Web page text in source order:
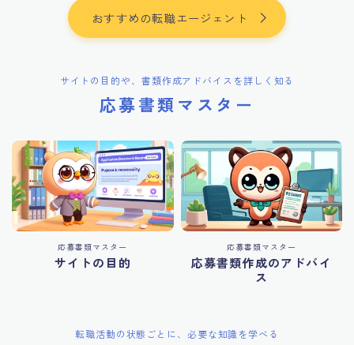
おすすめの転職エージェント
サイトの目的や、書類作成アドバイスを詳しく知る
応募書類マスター
応募書類マスター
サイトの目的
応募書類マスター
応募書類作成のアドバイ
ス
転職活動の状態ごとに、必要な知識を学べる